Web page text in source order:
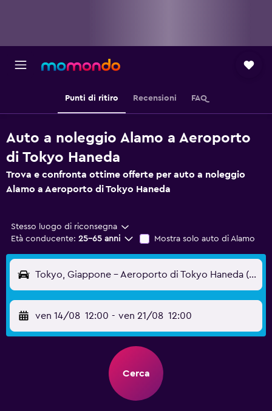
Punti di ritiro Recensioni FAQ
Auto a noleggio Alamo a Aeroporto
di Tokyo Haneda
Trova e confronta ottime offerte per auto a noleggio
Alamo a Aeroporto di Tokyo Haneda
Stesso luogo di riconsegna
Età conducente: 25-65 anni Mostra solo auto di Alamo
Tokyo, Giappone - Aeroporto di Tokyo Haneda (HND)
ven 14/08 12:00 - ven 21/08 12:00
Cerca